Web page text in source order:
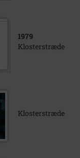
1979
Klosterstræde
Klosterstræde